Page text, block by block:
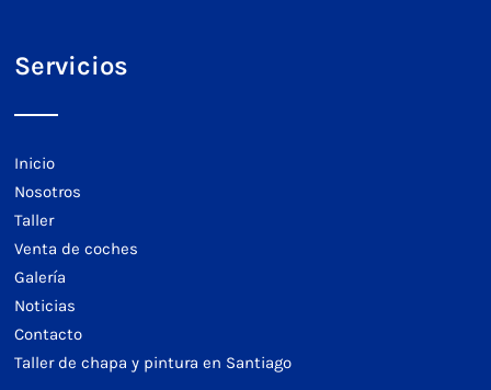
Servicios
Inicio
Nosotros
Taller
Venta de coches
Galería
Noticias
Contacto
Taller de chapa y pintura en Santiago